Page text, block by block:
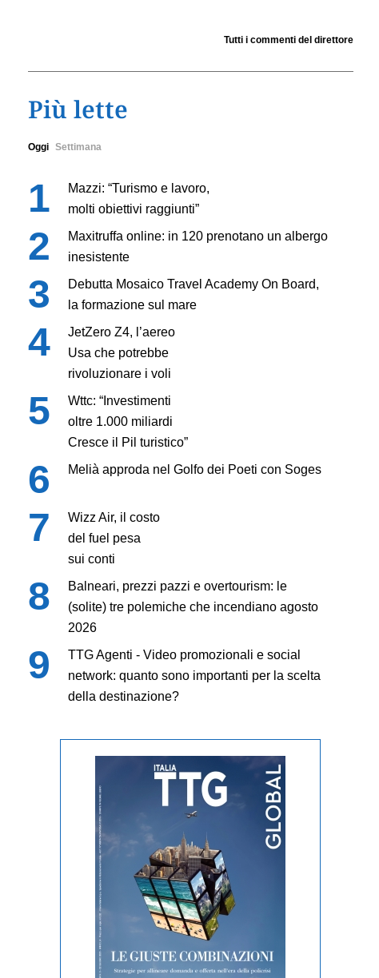
Tutti i commenti del direttore
Più lette
Oggi Settimana
Mazzi: “Turismo e lavoro,
molti obiettivi raggiunti”
Maxitruffa online: in 120 prenotano un albergo
inesistente
Debutta Mosaico Travel Academy On Board,
la formazione sul mare
JetZero Z4, l’aereo
Usa che potrebbe
rivoluzionare i voli
Wttc: “Investimenti
oltre 1.000 miliardi
Cresce il Pil turistico”
Melià approda nel Golfo dei Poeti con Soges
Wizz Air, il costo
del fuel pesa
sui conti
Balneari, prezzi pazzi e overtourism: le
(solite) tre polemiche che incendiano agosto
2026
TTG Agenti - Video promozionali e social
network: quanto sono importanti per la scelta
della destinazione?